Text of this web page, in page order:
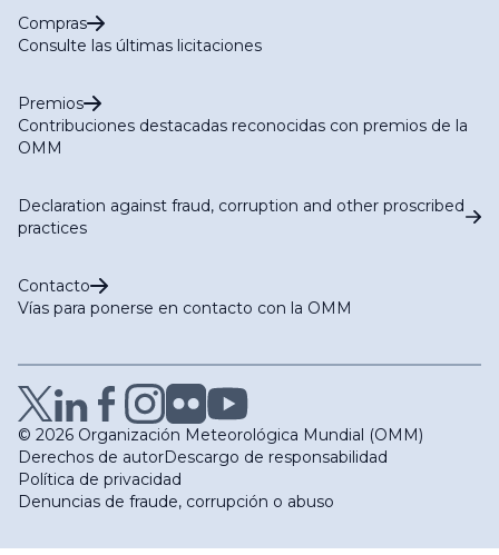
Compras
Consulte las últimas licitaciones
Premios
Contribuciones destacadas reconocidas con premios de la
OMM
Declaration against fraud, corruption and other proscribed
practices
Contacto
Vías para ponerse en contacto con la OMM
© 2026 Organización Meteorológica Mundial (OMM)
Derechos de autorDescargo de responsabilidad
Política de privacidad
Denuncias de fraude, corrupción o abuso